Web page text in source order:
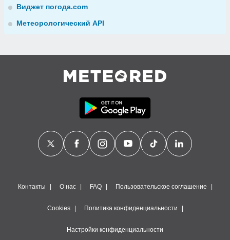
Виджет погода.com
Метеорологический API
Контакты О нас FAQ Пользовательское соглашение
Cookies Политика конфиденциальности
Настройки конфиденциальности